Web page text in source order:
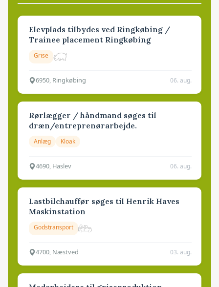
Elevplads tilbydes ved Ringkøbing /
Trainee placement Ringkøbing
Grise
6950, Ringkøbing 06. aug.
Rørlægger / håndmand søges til
dræn/entreprenørarbejde.
Anlæg Kloak
4690, Haslev 06. aug.
Lastbilchauffør søges til Henrik Haves
Maskinstation
Godstransport
4700, Næstved 03. aug.